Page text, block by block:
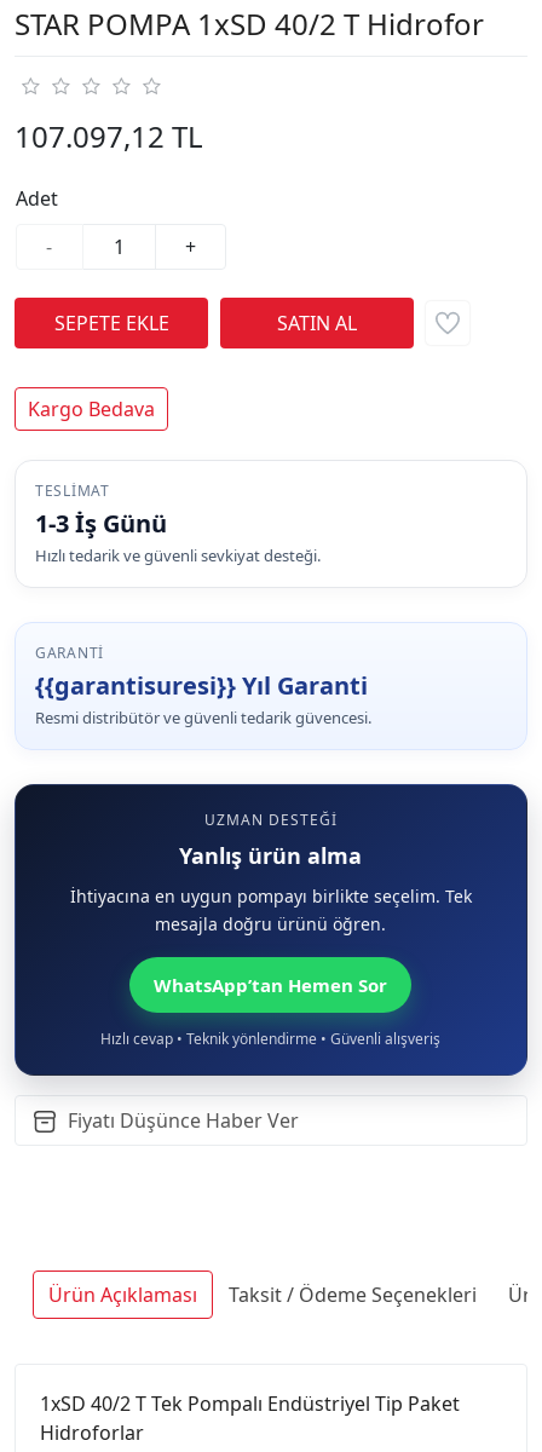
STAR POMPA 1xSD 40/2 T Hidrofor
107.097,12 TL
Adet
-
+
Kargo Bedava
TESLIMAT
1-3 İş Günü
Hızlı tedarik ve güvenli sevkiyat desteği.
GARANTI
{{garantisuresi}} Yıl Garanti
Resmi distribütör ve güvenli tedarik güvencesi.
UZMAN DESTEĞI
Yanlış ürün alma
İhtiyacına en uygun pompayı birlikte seçelim. Tek
mesajla doğru ürünü öğren.
WhatsApp’tan Hemen Sor
Hızlı cevap • Teknik yönlendirme • Güvenli alışveriş
Fiyatı Düşünce Haber Ver
Ürün Açıklaması Taksit / Ödeme Seçenekleri
1xSD 40/2 T Tek Pompalı Endüstriyel Tip Paket
Hidroforlar